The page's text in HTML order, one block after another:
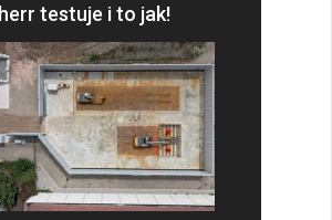
testuje i to jak!